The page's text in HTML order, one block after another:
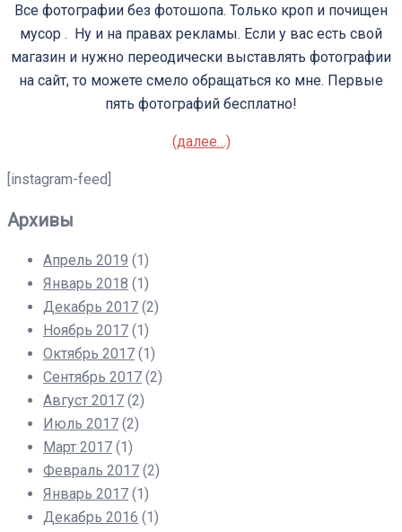
Все фотографии без фотошопа. Только кроп и почищен
мусор . Ну и на правах рекламы. Если у вас есть свой
магазин и нужно переодически выставлять фотографии
на сайт, то можете смело обращаться ко мне. Первые
пять фотографий бесплатно!
(далее…)
[instagram-feed]
Архивы
Апрель 2019 (1)
Январь 2018 (1)
Декабрь 2017 (2)
Ноябрь 2017 (1)
Октябрь 2017 (1)
Сентябрь 2017 (2)
Август 2017 (2)
Июль 2017 (2)
Март 2017 (1)
Февраль 2017 (2)
Январь 2017 (1)
Декабрь 2016 (1)